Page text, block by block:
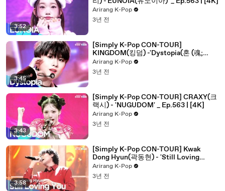
3:52
Arirang K-Pop
3년 전
3:45
[Simply K-Pop CON-TOUR]
KINGDOM(킹덤) -'Dystopia(혼 (魂;
Dystopia))' _ Ep.563 | [4K]
Arirang K-Pop
3년 전
3:43
[Simply K-Pop CON-TOUR] CRAXY(크
랙시) - 'NUGUDOM' _ Ep.563 | [4K]
Arirang K-Pop
3년 전
3:58
[Simply K-Pop CON-TOUR] Kwak
Dong Hyun(곽동현) - 'Still Loving
You(어떤 하루)' _ Ep.563 | [4K]
Arirang K-Pop
3년 전